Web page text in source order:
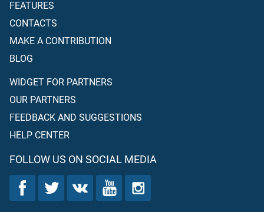
FEATURES
CONTACTS
MAKE A CONTRIBUTION
BLOG
WIDGET FOR PARTNERS
OUR PARTNERS
FEEDBACK AND SUGGESTIONS
HELP CENTER
FOLLOW US ON SOCIAL MEDIA